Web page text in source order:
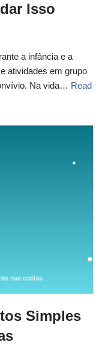
Isso
a infância e a
atividades em grupo
Na vida… Read
Simples